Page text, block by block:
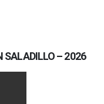
SALADILLO – 2026